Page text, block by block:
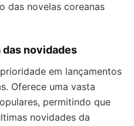
das novelas coreanas
das novidades
em lançamentos
Oferece uma vasta
permitindo que
novidades da